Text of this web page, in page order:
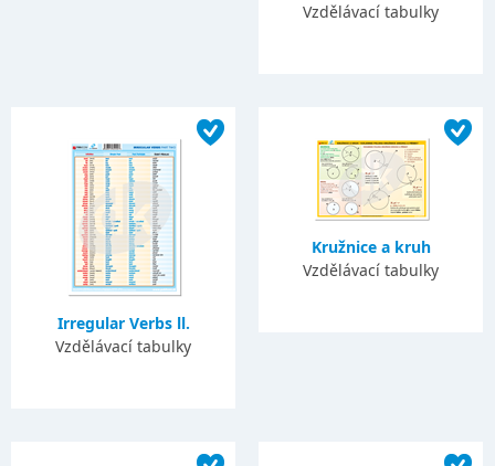
Vzdělávací tabulky
Irregular Verbs ll.
Vzdělávací tabulky
Kružnice a kruh
Vzdělávací tabulky